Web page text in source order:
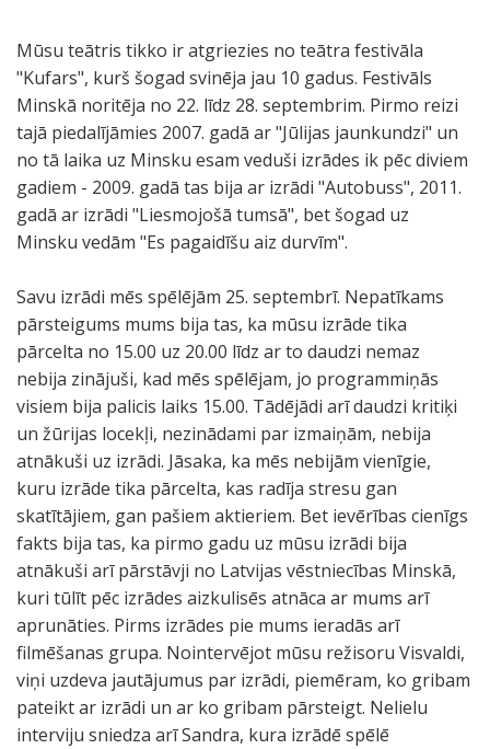
Mūsu teātris tikko ir atgriezies no teātra festivāla
"Kufars", kurš šogad svinēja jau 10 gadus. Festivāls
Minskā noritēja no 22. līdz 28. septembrim. Pirmo reizi
tajā piedalījāmies 2007. gadā ar "Jūlijas jaunkundzi" un
no tā laika uz Minsku esam veduši izrādes ik pēc diviem
gadiem - 2009. gadā tas bija ar izrādi "Autobuss", 2011.
gadā ar izrādi "Liesmojošā tumsā", bet šogad uz
Minsku vedām "Es pagaidīšu aiz durvīm".
Savu izrādi mēs spēlējām 25. septembrī. Nepatīkams
pārsteigums mums bija tas, ka mūsu izrāde tika
pārcelta no 15.00 uz 20.00 līdz ar to daudzi nemaz
nebija zinājuši, kad mēs spēlējam, jo programmiņās
visiem bija palicis laiks 15.00. Tādējādi arī daudzi kritiķi
un žūrijas locekļi, nezinādami par izmaiņām, nebija
atnākuši uz izrādi. Jāsaka, ka mēs nebijām vienīgie,
kuru izrāde tika pārcelta, kas radīja stresu gan
skatītājiem, gan pašiem aktieriem. Bet ievērības cienīgs
fakts bija tas, ka pirmo gadu uz mūsu izrādi bija
atnākuši arī pārstāvji no Latvijas vēstniecības Minskā,
kuri tūlīt pēc izrādes aizkulisēs atnāca ar mums arī
aprunāties. Pirms izrādes pie mums ieradās arī
filmēšanas grupa. Nointervējot mūsu režisoru Visvaldi,
viņi uzdeva jautājumus par izrādi, piemēram, ko gribam
pateikt ar izrādi un ar ko gribam pārsteigt. Nelielu
interviju sniedza arī Sandra, kura izrādē spēlē